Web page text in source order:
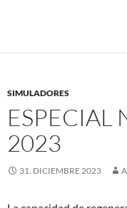
SIMULADORES
ESPECIAL
2023
31. DICIEMBRE 2023